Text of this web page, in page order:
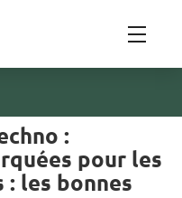
:
pour les
: les bonnes